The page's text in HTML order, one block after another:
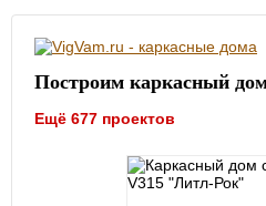
Построим каркасный
Ещё 677 проектов